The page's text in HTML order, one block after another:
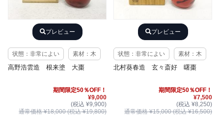
プレビュー
状態：非常によい 素材：木
高野浩雲造 根来塗 大棗
期間限定50％OFF！
¥9,000
(税込 ¥9,900)
通常価格 ¥18,000 (税込 ¥19,800)
プレビュー
状態：非常によい 素材：木
北村葵春造 玄々斎好 曙棗
期間限定50％OFF！
¥7,500
(税込 ¥8,250)
通常価格 ¥15,000 (税込 ¥16,500)